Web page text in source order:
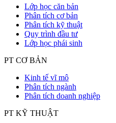
Lớp học căn bản
Phân tích cơ bản
Phân tích kỹ thuật
Quy trình đầu tư
Lớp học phái sinh
PT CƠ BẢN
Kinh tế vĩ mô
Phân tích ngành
Phân tích doanh nghiệp
PT KỸ THUẬT